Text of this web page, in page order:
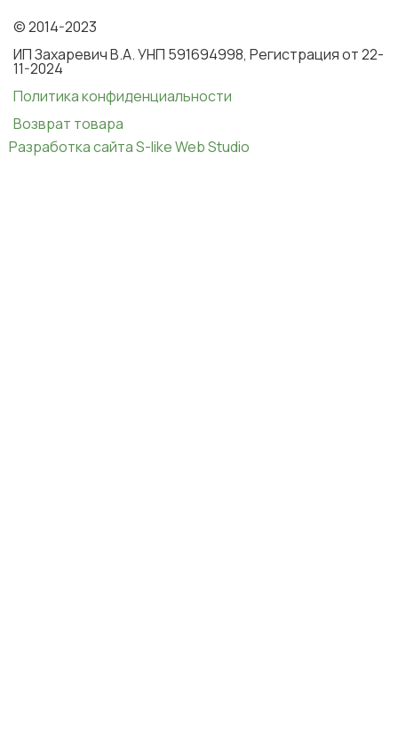
© 2014-2023
ИП Захаревич В.А. УНП 591694998, Регистрация от 22-
11-2024
Политика конфиденциальности
Возврат товара
Разработка сайта S-like Web Studio